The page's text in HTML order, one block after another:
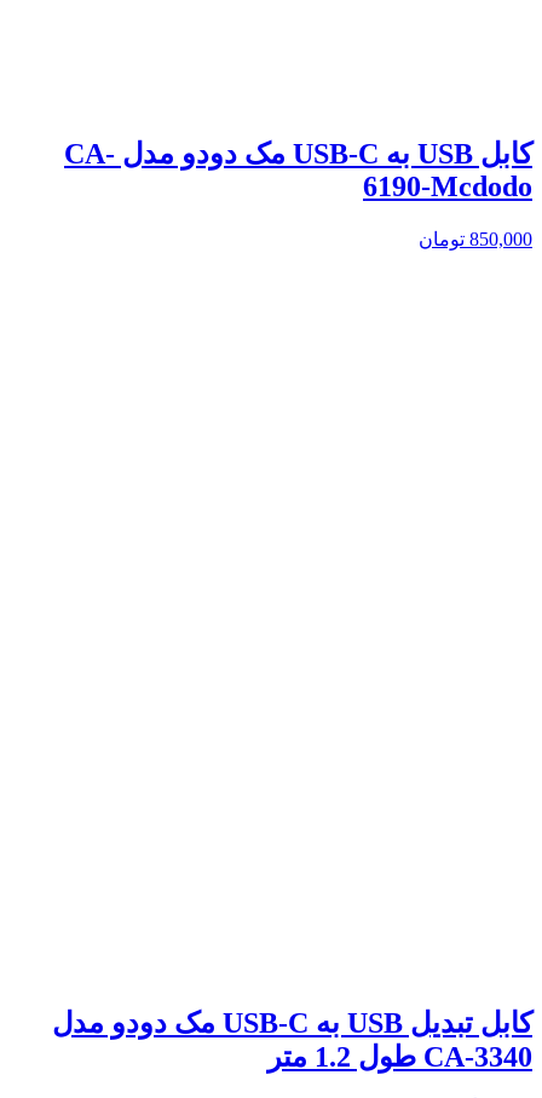
کابل USB به USB-C مک دودو مدل CA-
6190-Mcdodo
850,000 تومان
کابل تبدیل USB به USB-C مک دودو مدل
CA-3340 طول 1.2 متر